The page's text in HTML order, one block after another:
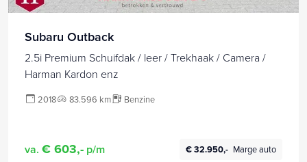
Subaru Outback
2.5i Premium Schuifdak / leer / Trekhaak / Camera /
Harman Kardon enz
2018 83.596 km Benzine
va. € 603,- p/m € 32.950,- Marge auto